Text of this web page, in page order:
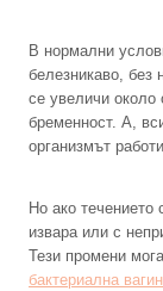
В нормални
белезникаво,
се увеличи около
бременност. А,
организмът
Но ако течението
извара или с
Тези промени
бактериална